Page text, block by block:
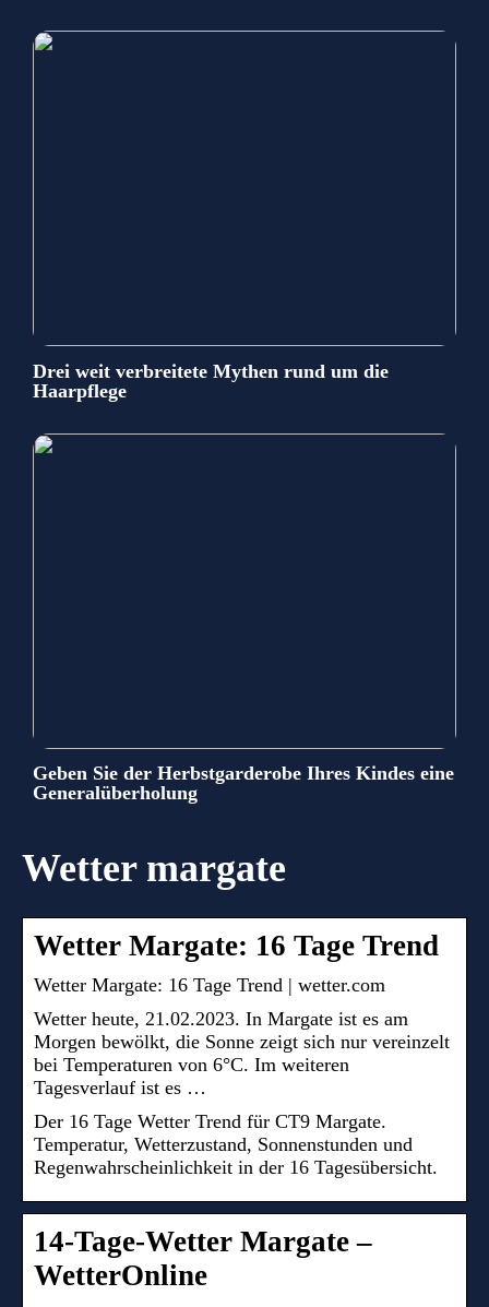
Drei weit verbreitete Mythen rund um die
Haarpflege
Geben Sie der Herbstgarderobe Ihres Kindes eine
Generalüberholung
Wetter margate
Wetter Margate: 16 Tage Trend
Wetter Margate: 16 Tage Trend | wetter.com
Wetter heute, 21.02.2023. In Margate ist es am
Morgen bewölkt, die Sonne zeigt sich nur vereinzelt
bei Temperaturen von 6°C. Im weiteren
Tagesverlauf ist es …
Der 16 Tage Wetter Trend für CT9 Margate.
Temperatur, Wetterzustand, Sonnenstunden und
Regenwahrscheinlichkeit in der 16 Tagesübersicht.
14-Tage-Wetter Margate –
WetterOnline